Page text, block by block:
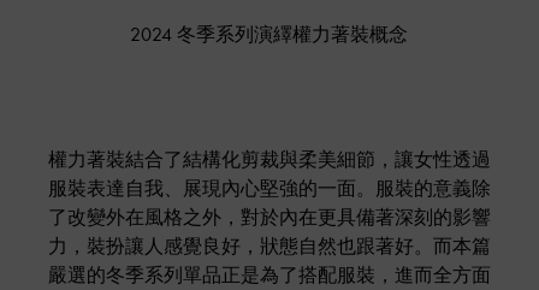
2024 冬季系列演繹權力著裝概念
權力著裝結合了結構化剪裁與柔美細節，讓女性透過
服裝表達自我、展現內心堅強的一面。服裝的意義除
了改變外在風格之外，對於內在更具備著深刻的影響
力，裝扮讓人感覺良好，狀態自然也跟著好。而本篇
嚴選的冬季系列單品正是為了搭配服裝，進而全方面